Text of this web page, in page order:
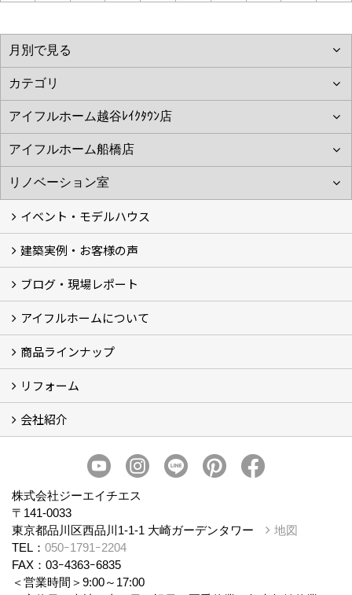
イベント・モデルハウス
イベント
モデルハウス見学
建築実例・お客様の声
建築実例
お客様の声
ブログ・現場レポート
ブログ
現場レポート
アイフルホームについて
アイフルホームについて (5)
商品ラインナップ
商品ラインナップ
リフォーム
まるごと断熱リフォーム
イベント情報
施工事例
会社紹介
スタッフ紹介
個人情報保護方針
株式会社ジーエイチエス
〒141-0033
東京都品川区西品川1-1-1 大崎ガーデンタワー
地図
TEL： 050ｰ1791ｰ2204
FAX：03ｰ4363ｰ6835
＜営業時間＞9:00～17:00